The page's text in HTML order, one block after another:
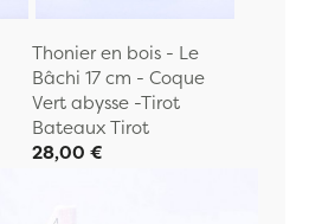
Thonier en bois - Le
Bâchi 17 cm - Coque
Vert abysse -Tirot
Bateaux Tirot
28,00 €